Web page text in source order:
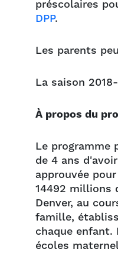
préscolaires
DPP.
Les parents
La saison
À propos du
Le programme
de 4 ans
approuvée
14492 millions
Denver, au
famille,
chaque enfant.
écoles